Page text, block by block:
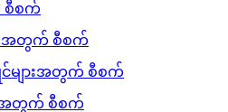
စီစက်
းအတွက် စီစက်
များအတွက် စီစက်
န်အတွက် စီစက်